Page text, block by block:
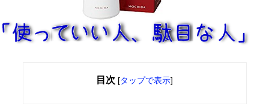
目次 [タップで表示]